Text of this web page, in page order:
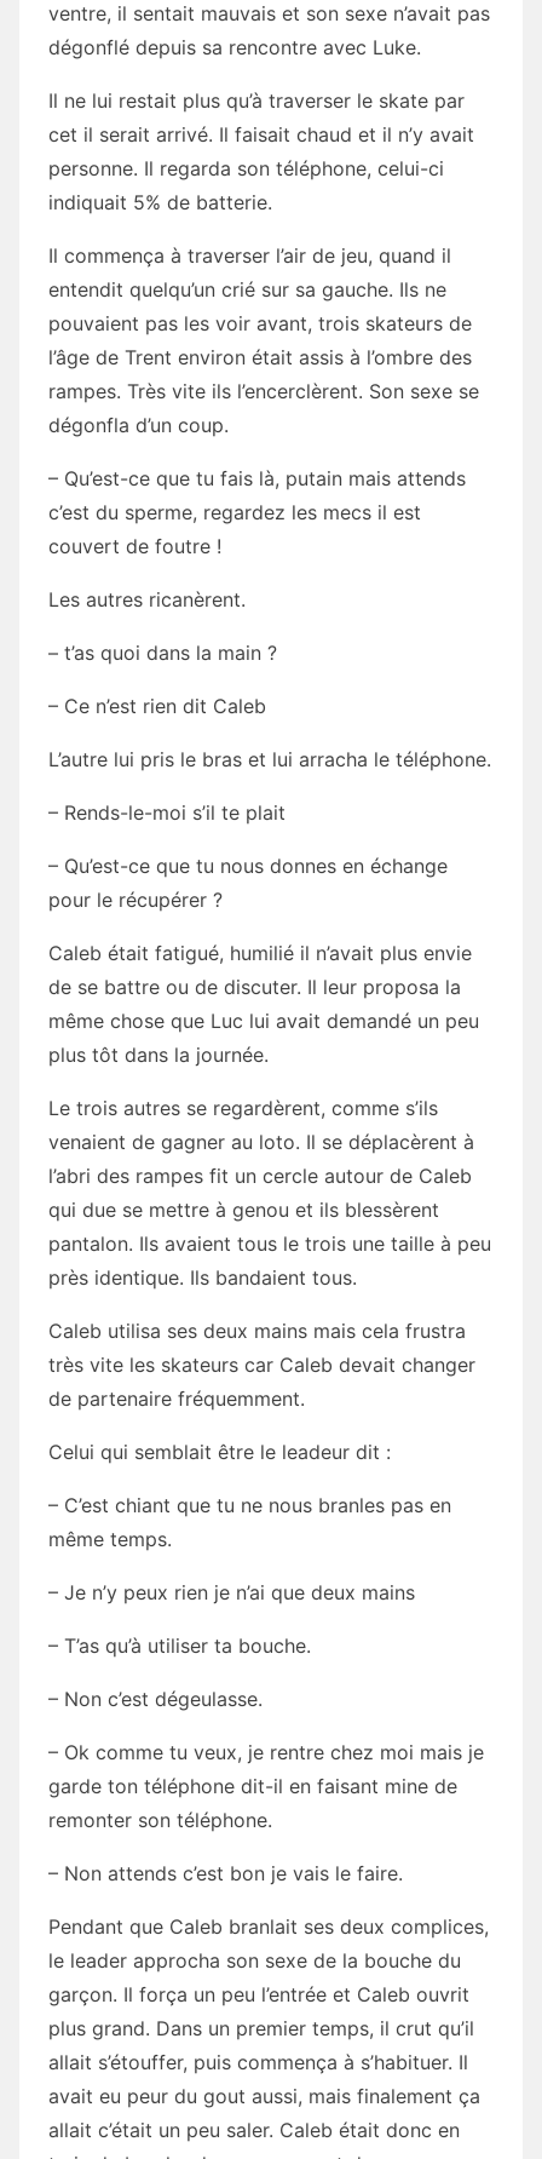
ventre, il sentait mauvais et son sexe n’avait pas
dégonflé depuis sa rencontre avec Luke.
Il ne lui restait plus qu’à traverser le skate par
cet il serait arrivé. Il faisait chaud et il n’y avait
personne. Il regarda son téléphone, celui-ci
indiquait 5% de batterie.
Il commença à traverser l’air de jeu, quand il
entendit quelqu’un crié sur sa gauche. Ils ne
pouvaient pas les voir avant, trois skateurs de
l’âge de Trent environ était assis à l’ombre des
rampes. Très vite ils l’encerclèrent. Son sexe se
dégonfla d’un coup.
– Qu’est-ce que tu fais là, putain mais attends
c’est du sperme, regardez les mecs il est
couvert de foutre !
Les autres ricanèrent.
– t’as quoi dans la main ?
– Ce n’est rien dit Caleb
L’autre lui pris le bras et lui arracha le téléphone.
– Rends-le-moi s’il te plait
– Qu’est-ce que tu nous donnes en échange
pour le récupérer ?
Caleb était fatigué, humilié il n’avait plus envie
de se battre ou de discuter. Il leur proposa la
même chose que Luc lui avait demandé un peu
plus tôt dans la journée.
Le trois autres se regardèrent, comme s’ils
venaient de gagner au loto. Il se déplacèrent à
l’abri des rampes fit un cercle autour de Caleb
qui due se mettre à genou et ils blessèrent
pantalon. Ils avaient tous le trois une taille à peu
près identique. Ils bandaient tous.
Caleb utilisa ses deux mains mais cela frustra
très vite les skateurs car Caleb devait changer
de partenaire fréquemment.
Celui qui semblait être le leadeur dit :
– C’est chiant que tu ne nous branles pas en
même temps.
– Je n’y peux rien je n’ai que deux mains
– T’as qu’à utiliser ta bouche.
– Non c’est dégeulasse.
– Ok comme tu veux, je rentre chez moi mais je
garde ton téléphone dit-il en faisant mine de
remonter son téléphone.
– Non attends c’est bon je vais le faire.
Pendant que Caleb branlait ses deux complices,
le leader approcha son sexe de la bouche du
garçon. Il força un peu l’entrée et Caleb ouvrit
plus grand. Dans un premier temps, il crut qu’il
allait s’étouffer, puis commença à s’habituer. Il
avait eu peur du gout aussi, mais finalement ça
allait c’était un peu saler. Caleb était donc en